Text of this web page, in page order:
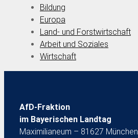
Bildung
Europa
Land- und Forstwirtschaft
Arbeit und Soziales
Wirtschaft
AfD-Fraktion
im Bayerischen Landtag
Maximilianeum – 81627 München